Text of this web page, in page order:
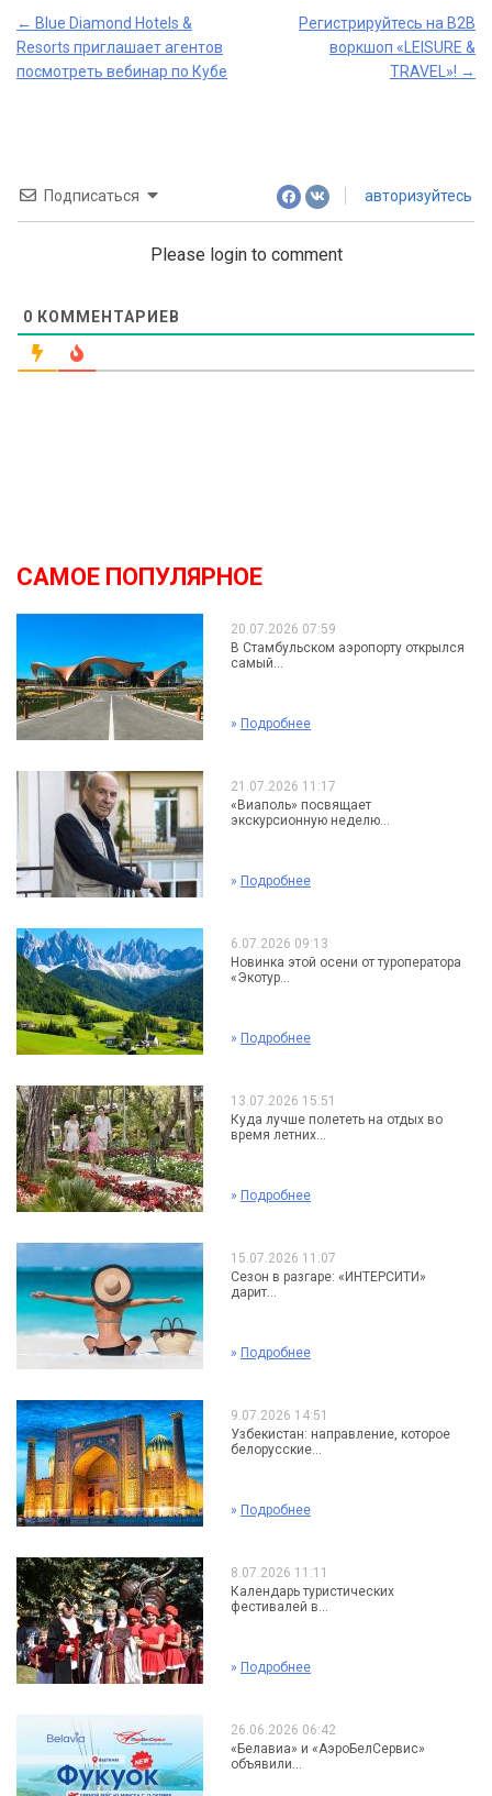
Post
navigation
← Blue Diamond Hotels &
Resorts приглашает агентов
посмотреть вебинар по Кубе
Регистрируйтесь на В2В
воркшоп «LEISURE &
TRAVEL»! →
Подписаться авторизуйтесь
Please login to comment
0 КОММЕНТАРИЕВ
САМОЕ ПОПУЛЯРНОЕ
20.07.2026 07:59
В Стамбульском аэропорту открылся
самый...
» Подробнее
21.07.2026 11:17
«Виаполь» посвящает
экскурсионную неделю...
» Подробнее
6.07.2026 09:13
Новинка этой осени от туроператора
«Экотур...
» Подробнее
13.07.2026 15:51
Куда лучше полететь на отдых во
время летних...
» Подробнее
15.07.2026 11:07
Сезон в разгаре: «ИНТЕРСИТИ»
дарит...
» Подробнее
9.07.2026 14:51
Узбекистан: направление, которое
белорусские...
» Подробнее
8.07.2026 11:11
Календарь туристических
фестивалей в...
» Подробнее
26.06.2026 06:42
«Белавиа» и «АэроБелСервис»
объявили...